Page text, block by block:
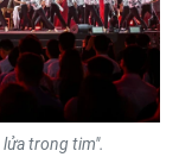
trong tim".